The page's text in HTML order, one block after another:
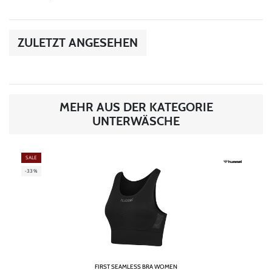
ZULETZT ANGESEHEN
MEHR AUS DER KATEGORIE
UNTERWÄSCHE
SALE
-33%
FIRST SEAMLESS BRA WOMEN